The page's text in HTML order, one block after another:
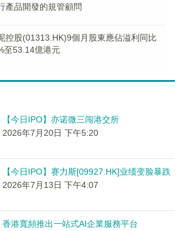
產品開發的規管顧問
控股(01313.HK)9個月股東應佔溢利同比
至53.14億港元
【今日IPO】亦诺微三闯港交所
2026年7月20日 下午5:20
【今日IPO】赛力斯[09927.HK]业绩变脸暴跌
2026年7月13日 下午4:07
香港寬頻推出一站式AI企業服務平台